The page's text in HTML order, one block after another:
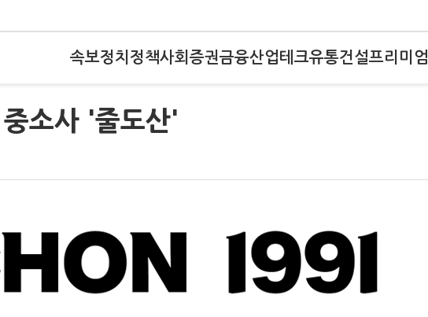
속보정치 정책사회 증권금융산업테크유통건설프리미엄
소사 '줄도산'